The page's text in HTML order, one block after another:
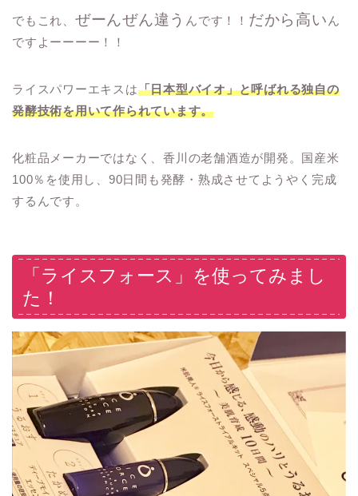
でもこれ、 ぜーんぜん違う んです！！ だから高い ん
ですよーーーー！！
ライスパワーエキスは「日本型バイオ」と呼ばれる独自の
発酵技術を用いて作られています。
化粧品メーカーではなく、香川の老舗酒造が開発。国産米
100％を使用し、90日間も発酵・熟成させてようやく完成
するんです。
「ライスフォース」を使ってみまし
た！